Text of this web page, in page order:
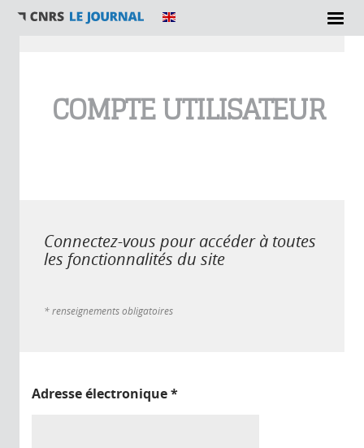
COMPTE UTILISATEUR
Connectez-vous pour accéder à toutes
les fonctionnalités du site
* renseignements obligatoires
Adresse électronique*